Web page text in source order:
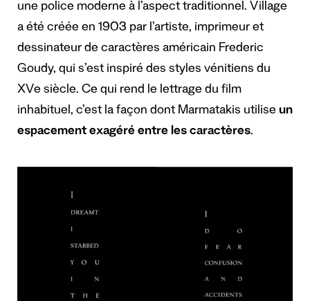
une police moderne à l’aspect traditionnel. Village
a été créée en 1903 par l’artiste, imprimeur et
dessinateur de caractères américain Frederic
Goudy, qui s’est inspiré des styles vénitiens du
XVe siècle. Ce qui rend le lettrage du film
inhabituel, c’est la façon dont Marmatakis utilise un
espacement exagéré entre les caractères.